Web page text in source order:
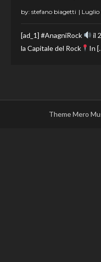
by:stefano biagetti
[ad_1] #AnagniRock
il
la Capitale del Rock
In
Theme Mero